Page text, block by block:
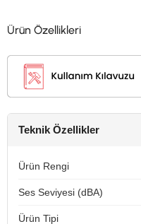
Ürün Özellikleri
Teknik Özellikler
Ürün Rengi
Ses Seviyesi (dBA)
Ürün Tipi